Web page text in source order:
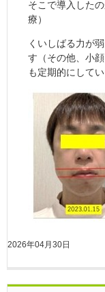
そこで導入した
療）
くいしばる力が
す（その他、小
も定期的にしてい
2026年04月30日